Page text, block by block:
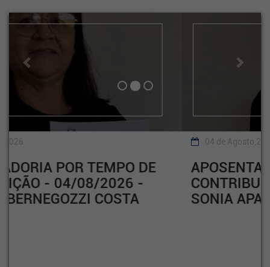
APOSENTADORIA POR TEMPO DE
CONTRIBUIÇÃO - 04/08/2026 -
SONIA APARECIDA RODRIGUES
Previous Next